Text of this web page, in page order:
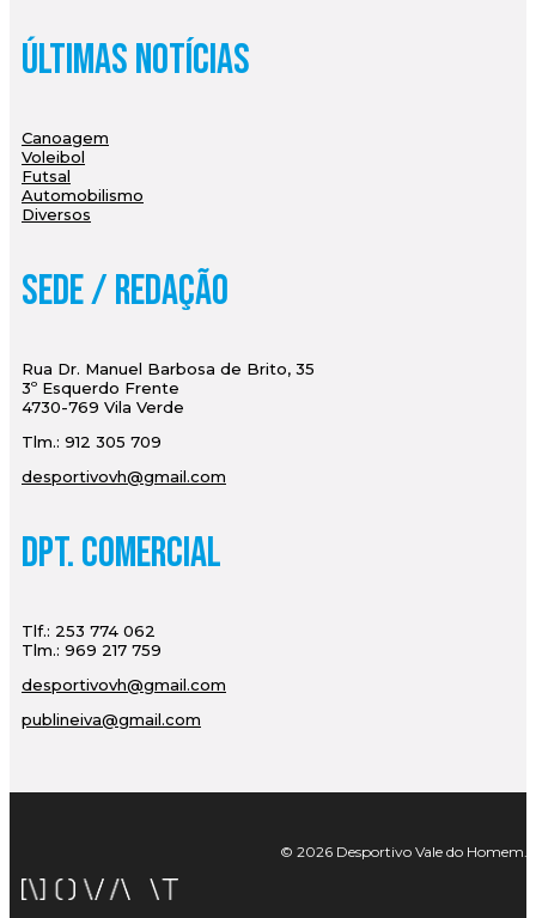
Últimas Notícias
Canoagem
Voleibol
Futsal
Automobilismo
Diversos
Sede / Redação
Rua Dr. Manuel Barbosa de Brito, 35
3º Esquerdo Frente
4730-769 Vila Verde
Tlm.: 912 305 709
desportivovh@gmail.com
Dpt. Comercial
Tlf.: 253 774 062
Tlm.: 969 217 759
desportivovh@gmail.com
publineiva@gmail.com
© 2026 Desportivo Vale do Homem.